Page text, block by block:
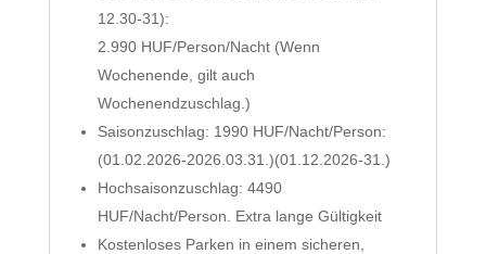
12.30-31):
2.990 HUF/Person/Nacht (Wenn
Wochenende, gilt auch
Wochenendzuschlag.)
Saisonzuschlag: 1990 HUF/Nacht/Person:
(01.02.2026-2026.03.31.)(01.12.2026-31.)
Hochsaisonzuschlag: 4490
HUF/Nacht/Person. Extra lange Gültigkeit
Kostenloses Parken in einem sicheren,